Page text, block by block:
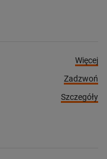
Więcej
Zadzwoń
Szczegóły